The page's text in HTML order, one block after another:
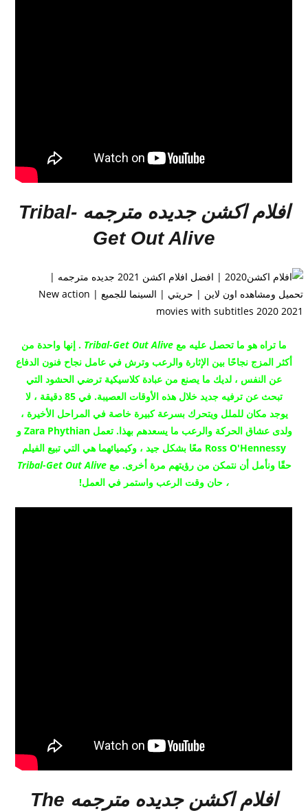
افلام اكشن جديده مترجمهTribal-
Get Out Alive
ما تراه هو ما تحصل عليه مع Tribal-Get Out Alive
. إنها واحدة من
أكثر المزج نجاحًا بين الإثارة والرعب وترش في عامل نجاح فنون الدفاع
عن النفس ، لديك ما يصنع من عبادة كلاسيكية ترضي الحشود التي
تبحث عن ترفيه جديد خلال هذه الأوقات العصيبة.
في 85 دقيقة ، لا
يوجد مكان للملل ويتحرك بسرعة كبيرة خاصة في المراحل الأخيرة ،
ولدى عشاق الحركة والرعب ما يسعدهم بهذا.
تعمل Zara Phythian و
Ross O'Hennessy معًا بشكل جيد ، وكيميائهما هي التي تبيع الفيلم
حقًا ونأمل أن نتمكن من رؤيتهم مرة أخرى. معTribal-Get Out Alive
، حان وقت الرعب واستمر في العمل!
افلام اكشن جديده مترجمه The